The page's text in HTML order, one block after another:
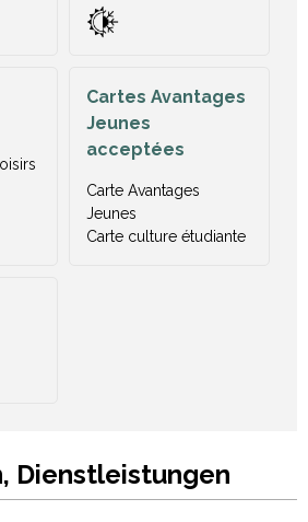
Cartes Avantages
Jeunes
acceptées
Carte Avantages
Jeunes
Carte culture étudiante
Dienstleistungen